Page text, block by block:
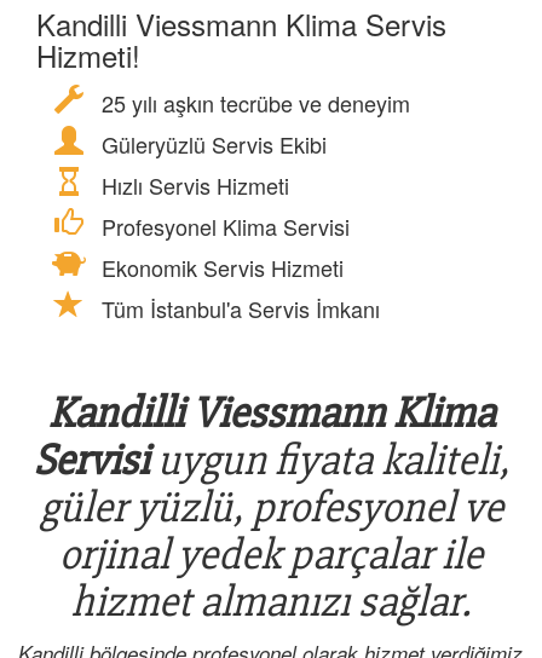
Kandilli Viessmann Klima Servis
Hizmeti!
25 yılı aşkın tecrübe ve deneyim
Güleryüzlü Servis Ekibi
Hızlı Servis Hizmeti
Profesyonel Klima Servisi
Ekonomik Servis Hizmeti
Tüm İstanbul'a Servis İmkanı
Kandilli Viessmann Klima
Servisiuygun fiyata kaliteli,
güler yüzlü, profesyonel ve
orjinal yedek parçalar ile
hizmet almanızı sağlar.